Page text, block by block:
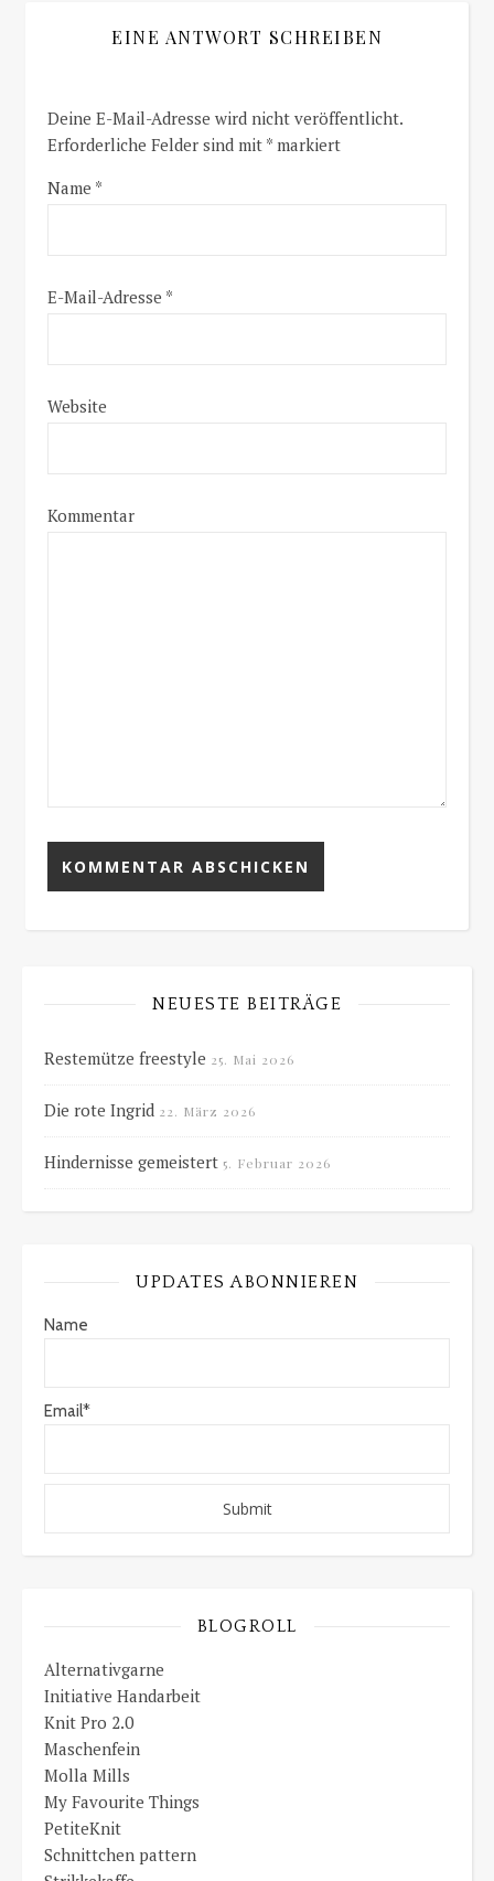
EINE ANTWORT SCHREIBEN
Deine E-Mail-Adresse wird nicht veröffentlicht.
Erforderliche Felder sind mit * markiert
Name *
E-Mail-Adresse *
Website
Kommentar
NEUESTE BEITRÄGE
Restemütze freestyle 25. Mai 2026
Die rote Ingrid 22. März 2026
Hindernisse gemeistert 5. Februar 2026
UPDATES ABONNIEREN
Name
Email*
BLOGROLL
Alternativgarne
Initiative Handarbeit
Knit Pro 2.0
Maschenfein
Molla Mills
My Favourite Things
PetiteKnit
Schnittchen pattern